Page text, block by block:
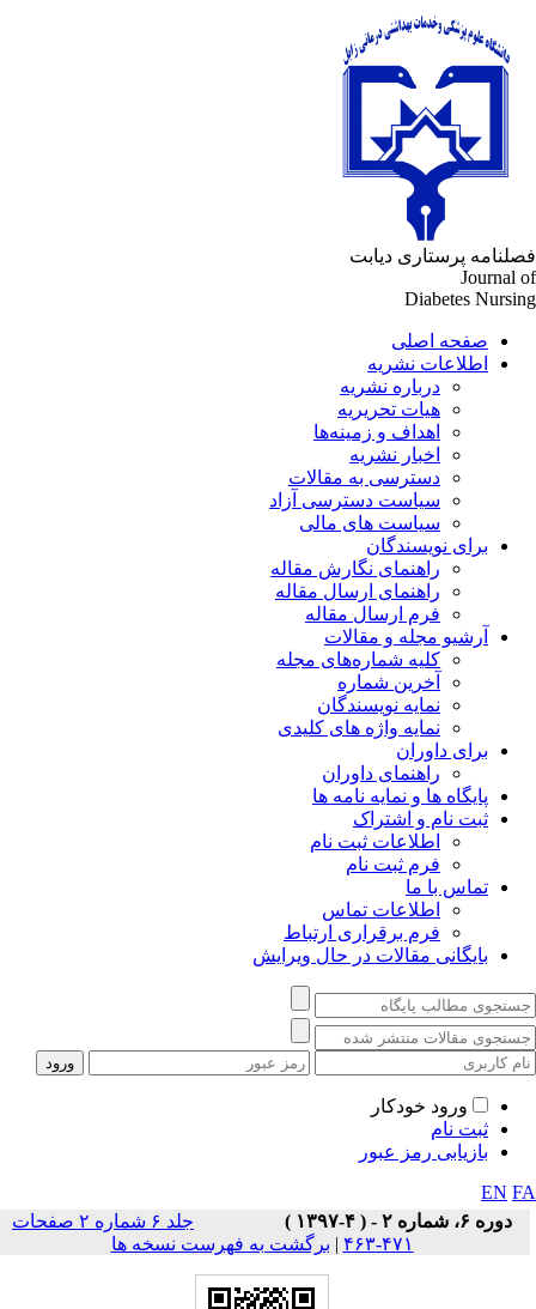
پرستاری دیابت
Journal
Diabetes
صفحه اصلی
اطلاعات نشریه
درباره نشریه
هیات تحریریه
اهداف و زمینه‌ها
اخبار نشریه
دسترسی به مقالات
سیاست دسترسی آزاد
سیاست های مالی
برای نویسندگان
راهنمای نگارش مقاله
راهنمای ارسال مقاله
فرم ارسال مقاله
آرشیو مجله و مقالات
کلیه شماره‌های مجله
آخرین شماره
نمایه نویسندگان
نمایه واژه های کلیدی
برای داوران
راهنمای داوران
پایگاه ها و نمایه نامه ها
ثبت نام و اشتراک
اطلاعات ثبت نام
فرم ثبت نام
تماس با ما
اطلاعات تماس
فرم برقراری ارتباط
بایگانی مقالات در حال ویرایش
ورود خودکار
ثبت نام
بازیابی رمز عبور
EN
دوره ۶، شماره ۲ - ( ۴-۱۳۹۷ )
جلد ۶ شماره ۲ صفحات
۴۷۱-۴۶۳
| برگشت به فهرست نسخه ها